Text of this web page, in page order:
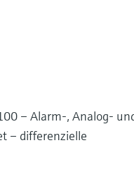
– Alarm-, Analog-
– differenzielle